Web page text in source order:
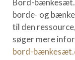
Bord-
borde- og
til den
søger mere
bord-